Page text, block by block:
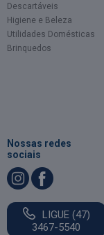
Descartáveis
Higiene e Beleza
Utilidades Domésticas
Brinquedos
Nossas redes
sociais
LIGUE (47)
3467-5540